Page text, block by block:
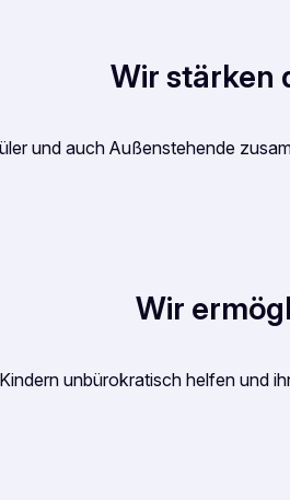
Wir stärken
und auch Außenstehende
Wir
unbürokratisch helfen und